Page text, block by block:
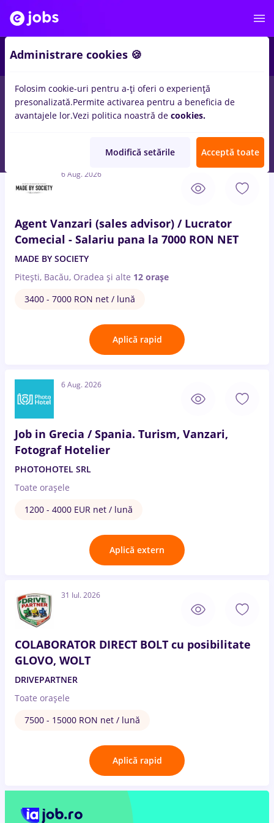
Full time Part time Fără experiență Entry-Level
6 Aug. 2026
Agent Vanzari (sales advisor) / Lucrator
Comecial - Salariu pana la 7000 RON NET
MADE BY SOCIETY
Pitești, Bacău, Oradea și alte 12 orașe
3400 - 7000 RON net / lună
Aplică rapid
6 Aug. 2026
Job in Grecia / Spania. Turism, Vanzari,
Fotograf Hotelier
PHOTOHOTEL SRL
Toate oraşele
1200 - 4000 EUR net / lună
Aplică extern
31 Iul. 2026
COLABORATOR DIRECT BOLT cu posibilitate
GLOVO, WOLT
DRIVEPARTNER
Toate oraşele
7500 - 15000 RON net / lună
Aplică rapid
Administrare cookies 🍪
Folosim cookie-uri pentru a-ți oferi o experiență
presonalizată.Permite activarea pentru a beneficia de
avantajele lor.Vezi politica noastră de cookies.
Modifică setările Acceptă toate